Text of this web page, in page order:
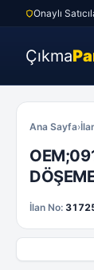
Onaylı
Çıkma
Ana Sayfa›
İlan No: